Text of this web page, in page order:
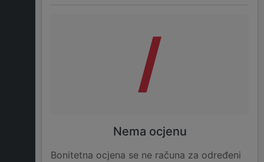
/
Nema ocjenu
Bonitetna ocjena se ne računa za određeni